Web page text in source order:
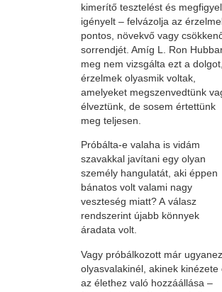
kimerítő tesztelést és
igényelt – felvázolja az
pontos, növekvő vagy
sorrendjét. Amíg L. Ron
meg nem vizsgálta ezt a
érzelmek olyasmik voltak,
amelyeket megszenvedtünk
élveztünk, de sosem értettünk
meg teljesen.
Próbálta-e valaha is vidám
szavakkal javítani egy olyan
személy hangulatát, aki éppen
bánatos volt valami nagy
veszteség miatt? A válasz
rendszerint újabb könnyek
áradata volt.
Vagy próbálkozott már
olyasvalakinél, akinek kinézete
az élethez való hozzáállása –